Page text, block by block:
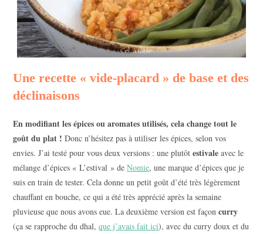
Une recette « vide-placard » de base et des
déclinaisons
En modifiant les épices ou aromates utilisés, cela change tout le
goût du plat ! Donc n’hésitez pas à utiliser les épices, selon vos
envies. J’ai testé pour vous deux versions : une plutôtestivale avec le
mélange d’épices « L’estival » deNomie, une marque d’épices que je
suis en train de tester. Cela donne un petit goût d’été très légèrement
chauffant en bouche, ce qui a été très apprécié après la semaine
pluvieuse que nous avons eue. La deuxième version est façoncurry
(ça se rapproche du dhal,que j’avais fait ici), avec du curry doux et du